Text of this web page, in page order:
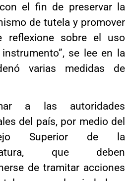
el fin de preservar la
de tutela y promover
reflexione sobre el uso
se lee en la
varias medidas de
a las autoridades
del país, por medio del
Superior de la
que deben
de tramitar acciones